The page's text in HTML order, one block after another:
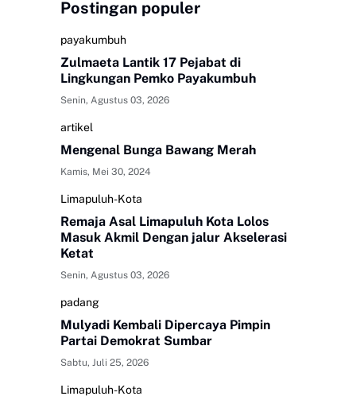
Postingan populer
payakumbuh
Zulmaeta Lantik 17 Pejabat di
Lingkungan Pemko Payakumbuh
Senin, Agustus 03, 2026
artikel
Mengenal Bunga Bawang Merah
Kamis, Mei 30, 2024
Limapuluh-Kota
Remaja Asal Limapuluh Kota Lolos
Masuk Akmil Dengan jalur Akselerasi
Ketat
Senin, Agustus 03, 2026
padang
Mulyadi Kembali Dipercaya Pimpin
Partai Demokrat Sumbar
Sabtu, Juli 25, 2026
Limapuluh-Kota